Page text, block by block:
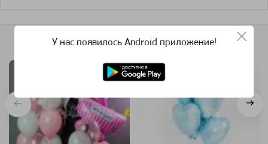
Похожие категории
У нас появилось Android приложение!